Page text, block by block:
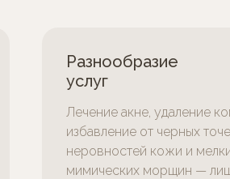
Разнообразие
услуг
Лечение акне, удаление
избавление от черных
неровностей кожи и
мимических морщин —